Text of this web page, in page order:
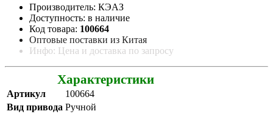
Производитель: КЭАЗ
Доступность: в наличие
Код товара: 100664
Оптовые поставки из Китая
Инфо: Цена и доставка по запросу
Характеристики
Артикул
100664
Вид привода Ручной